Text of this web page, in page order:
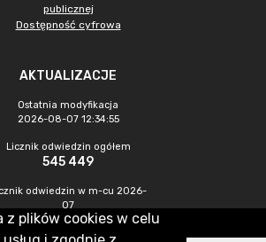
publicznej
Dostępność cyfrowa
AKTUALIZACJE
Ostatnia modyfikacja
2026-08-07 12:34:55
Licznik odwiedzin ogółem
545 449
odwiedzin w m-cu 2026-
07
1 465
plików cookies w celu